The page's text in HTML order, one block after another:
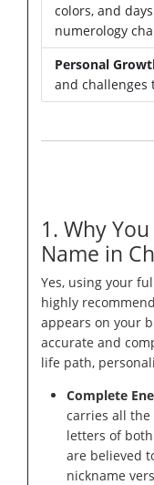
colors, and
numerology
Personal
and challenges
1. Why
Name in
Yes, using your
highly
appears on your
accurate and
life path,
Complete
carries all
letters of
are believed
nickname